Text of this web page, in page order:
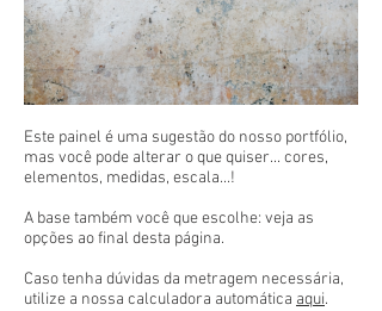
Este painel é uma sugestão do nosso portfólio,
mas você pode alterar o que quiser... cores,
elementos, medidas, escala...!
A base também você que escolhe: veja as
opções ao final desta página.
Caso tenha dúvidas da metragem necessária,
utilize a nossa calculadora automática aqui.